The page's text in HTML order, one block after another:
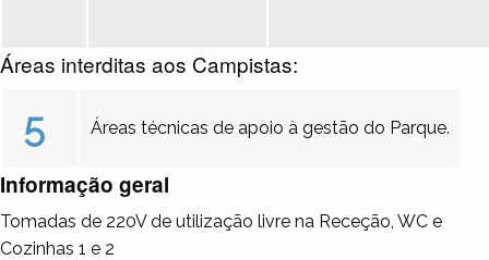
Áreas interditas aos Campistas:
5 Áreas técnicas de apoio à gestão do Parque.
Informação geral
Tomadas de 220V de utilização livre na Receção, WC e
Cozinhas 1 e 2